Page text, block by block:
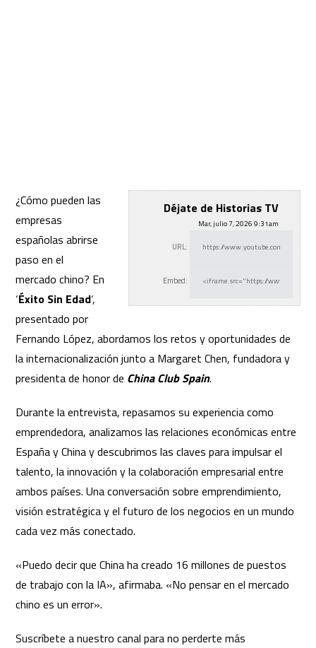
Déjate de Historias TV
Mar, julio 7, 2026 9:31am
URL:
Embed:
¿Cómo pueden las
empresas
españolas abrirse
paso en el
mercado chino? En
‘Éxito Sin Edad‘,
presentado por
Fernando López, abordamoslos retos y oportunidades de
la internacionalización junto a Margaret Chen, fundadora y
presidenta de honor de China Club Spain.
Durante la entrevista, repasamos su experiencia como
emprendedora, analizamos las relaciones económicas entre
España y China y descubrimos las claves para impulsar el
talento, la innovación y la colaboración empresarial entre
ambos países. Una conversación sobre emprendimiento,
visión estratégica y el futuro de los negocios en un mundo
cada vez más conectado.
«Puedo decir que China ha creado 16 millones de puestos
de trabajo con la IA», afirmaba. «No pensar en el mercado
chino es un error».
Suscríbete a nuestro canal para no perderte más